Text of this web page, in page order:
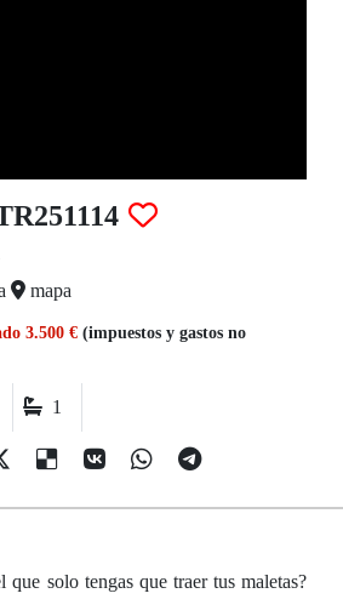
mapa
3.500 € (impuestos y gastos no
1
que solo tengas que traer tus maletas?